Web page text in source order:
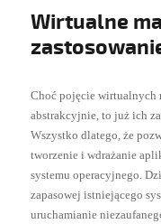
Wirtualne
Choć pojęcie wirtualnych
abstrakcyjnie, to już ich
Wszystko dlatego, że
tworzenie i wdrażanie
systemu operacyjnego.
zapasowej istniejącego
uruchamianie